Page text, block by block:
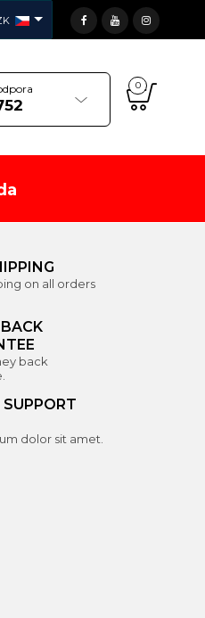
0
on all orders
back
dolor sit amet.